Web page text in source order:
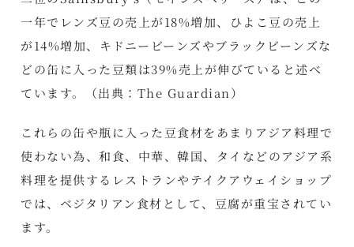
一年でレンズ豆の売上が18%増加、ひよこ豆の売上
が14%増加、キドニービーンズやブラックビーンズな
どの缶に入った豆類は39%売上が伸びていると述べ
ています。（出典： The Guardian）
これらの缶や瓶に入った豆食材をあまりアジア料理で
使わない為、和食、中華、韓国、タイなどのアジア系
料理を提供するレストランやテイクアウェイショップ
では、ベジタリアン食材として、豆腐が重宝されてい
ます。